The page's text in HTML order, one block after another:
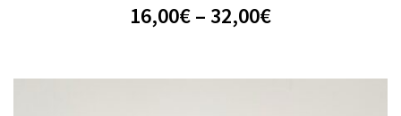
16,00€– 32,00€